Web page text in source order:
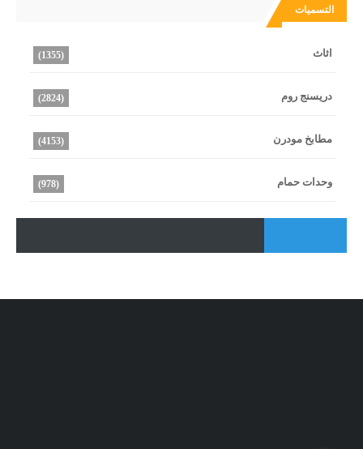
التسميات
اثاث (1355)
دريسنج روم (2824)
مطابخ مودرن (4153)
وحدات حمام (978)